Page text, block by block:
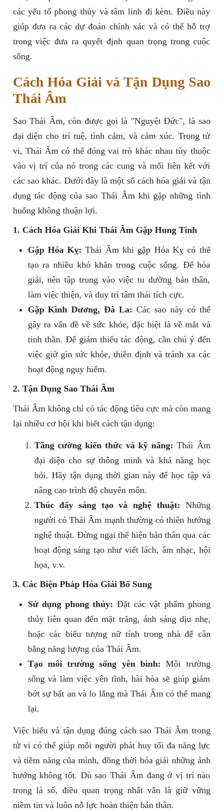
các yếu tố phong thủy và tâm linh đi kèm. Điều này
giúp đưa ra các dự đoán chính xác và có thể hỗ trợ
trong việc đưa ra quyết định quan trọng trong cuộc
sống.
Cách Hóa Giải và Tận Dụng Sao
Thái Âm
Sao Thái Âm, còn được gọi là "Nguyệt Đức", là sao
đại diện cho trí tuệ, tình cảm, và cảm xúc. Trong tử
vi, Thái Âm có thể đóng vai trò khác nhau tùy thuộc
vào vị trí của nó trong các cung và mối liên kết với
các sao khác. Dưới đây là một số cách hóa giải và tận
dụng tác động của sao Thái Âm khi gặp những tình
huống không thuận lợi.
1. Cách Hóa Giải Khi Thái Âm Gặp Hung Tinh
Gặp Hóa Kỵ: Thái Âm khi gặp Hóa Kỵ có thể
tạo ra nhiều khó khăn trong cuộc sống. Để hóa
giải, nên tập trung vào việc tu dưỡng bản thân,
làm việc thiện, và duy trì tâm thái tích cực.
Gặp Kình Dương, Đà La: Các sao này có thể
gây ra vấn đề về sức khỏe, đặc biệt là về mắt và
tinh thần. Để giảm thiểu tác động, cần chú ý đến
việc giữ gìn sức khỏe, thiền định và tránh xa các
hoạt động nguy hiểm.
2. Tận Dụng Sao Thái Âm
Thái Âm không chỉ có tác động tiêu cực mà còn mang
lại nhiều cơ hội khi biết cách tận dụng:
Tăng cường kiến thức và kỹ năng: Thái Âm
đại diện cho sự thông minh và khả năng học
hỏi. Hãy tận dụng thời gian này để học tập và
nâng cao trình độ chuyên môn.
Thúc đẩy sáng tạo và nghệ thuật: Những
người có Thái Âm mạnh thường có thiên hướng
nghệ thuật. Đừng ngại thể hiện bản thân qua các
hoạt động sáng tạo như viết lách, âm nhạc, hội
họa, v.v.
3. Các Biện Pháp Hóa Giải Bổ Sung
Sử dụng phong thủy: Đặt các vật phẩm phong
thủy liên quan đến mặt trăng, ánh sáng dịu nhẹ,
hoặc các biểu tượng nữ tính trong nhà để cân
bằng năng lượng của Thái Âm.
Tạo môi trường sống yên bình: Môi trường
sống và làm việc yên tĩnh, hài hòa sẽ giúp giảm
bớt sự bất an và lo lắng mà Thái Âm có thể mang
lại.
Việc hiểu và tận dụng đúng cách sao Thái Âm trong
tử vi có thể giúp mỗi người phát huy tối đa năng lực
và tiềm năng của mình, đồng thời hóa giải những ảnh
hưởng không tốt. Dù sao Thái Âm đang ở vị trí nào
trong lá số, điều quan trọng nhất vẫn là giữ vững
niềm tin và luôn nỗ lực hoàn thiện bản thân.